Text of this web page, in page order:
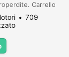
Carrello
di vendita anche
709